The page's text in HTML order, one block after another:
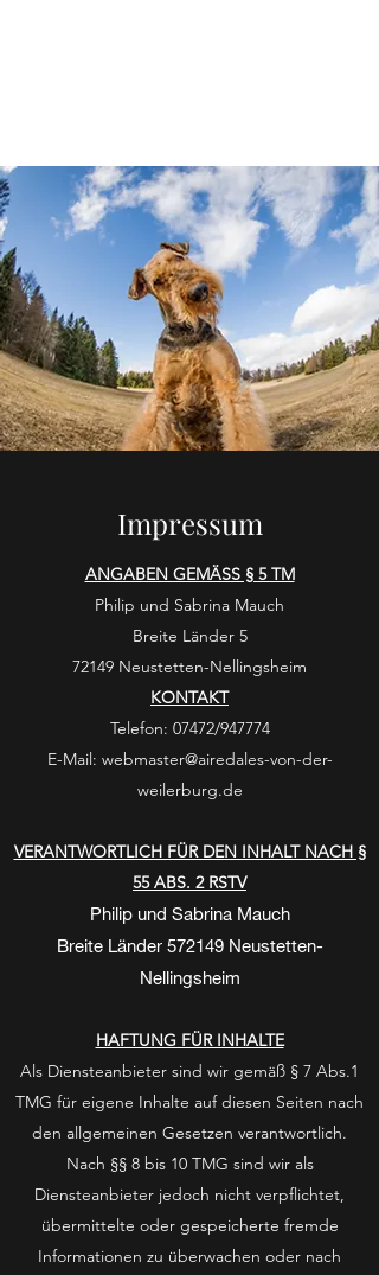
Impressum
ANGABEN GEMÄSS § 5 TM
Philip und Sabrina Mauch
Breite Länder 5
72149 Neustetten-Nellingsheim
KONTAKT
Telefon: 07472/947774
E-Mail: webmaster@airedales-von-der-
weilerburg.de
VERANTWORTLICH FÜR DEN INHALT NACH §
55 ABS. 2 RSTV
Philip und Sabrina Mauch
Breite Länder 572149 Neustetten-
Nellingsheim
HAFTUNG FÜR INHALTE
Als Diensteanbieter sind wir gemäß § 7 Abs.1
TMG für eigene Inhalte auf diesen Seiten nach
den allgemeinen Gesetzen verantwortlich.
Nach §§ 8 bis 10 TMG sind wir als
Diensteanbieter jedoch nicht verpflichtet,
übermittelte oder gespeicherte fremde
Informationen zu überwachen oder nach